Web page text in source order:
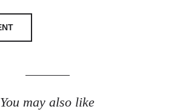
You may also like